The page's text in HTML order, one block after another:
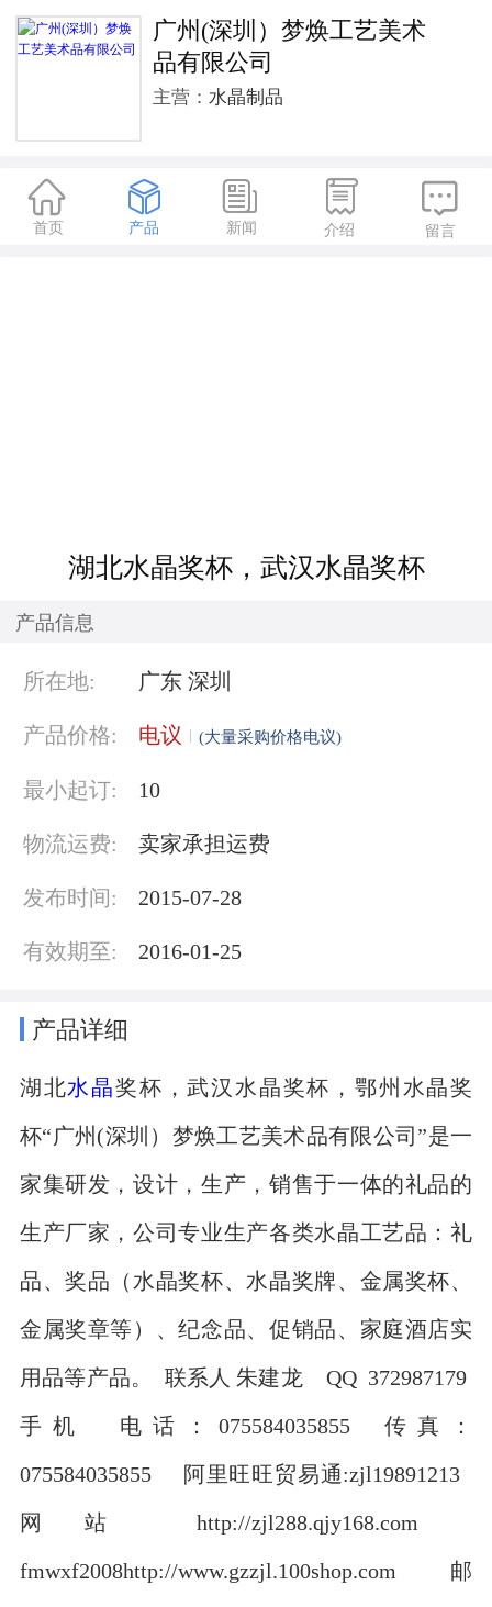
广州(深圳）梦焕工艺美术
品有限公司
主营： 水晶制品

首页

产品

新闻

介绍

留言
湖北水晶奖杯，武汉水晶奖杯
产品信息
所在地: 广东 深圳
产品价格: 电议 (大量采购价格电议)
最小起订: 10
物流运费: 卖家承担运费
发布时间: 2015-07-28
有效期至: 2016-01-25
产品详细
湖北水晶奖杯，武汉水晶奖杯，鄂州水晶奖
杯“广州(深圳）梦焕工艺美术品有限公司”是一
家集研发，设计，生产，销售于一体的礼品的
生产厂家，公司专业生产各类水晶工艺品：礼
品、奖品（水晶奖杯、水晶奖牌、金属奖杯、
金属奖章等）、纪念品、促销品、家庭酒店实
用品等产品。 联系人 朱建龙 QQ 372987179
手机 电话：075584035855 传真：
075584035855 阿里旺旺贸易通:zjl19891213
网站 http://zjl288.qjy168.com
fmwxf2008http://www.gzzjl.100shop.com 邮